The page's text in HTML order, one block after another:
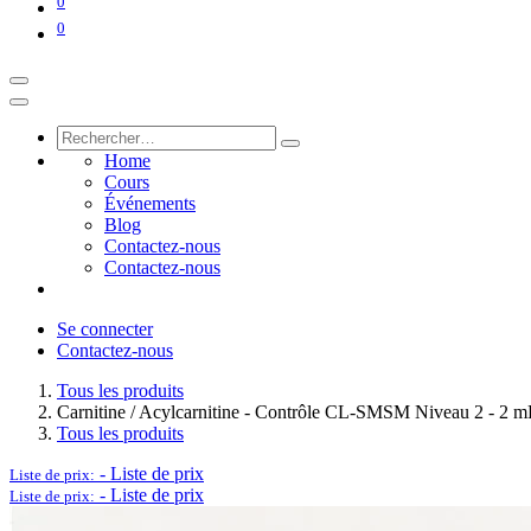
0
Home
Cours
Événements
Blog
Contactez-nous
Contactez-nous
Se connecter
Contactez-nous
Tous les produits
Carnitine / Acylcarnitine - Contrôle CL-SMSM Niveau 2 - 2
Tous les produits
Liste de prix: - Liste de prix
Liste de prix: - Liste de prix